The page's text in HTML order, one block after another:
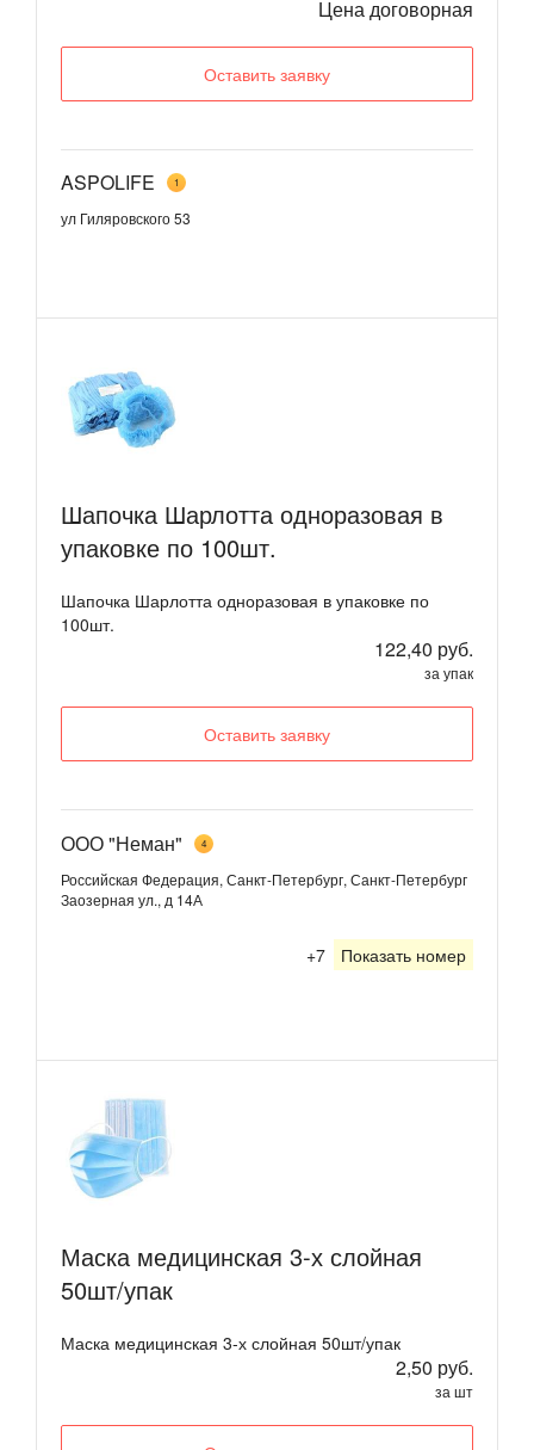
Цена договорная
Оставить заявку
ASPOLIFE 1
ул Гиляровского 53
Шапочка Шарлотта одноразовая в
упаковке по 100шт.
Шапочка Шарлотта одноразовая в упаковке по
100шт.
122,40 руб.
за упак
Оставить заявку
ООО "Неман" 4
Российская Федерация, Санкт-Петербург, Санкт-Петербург
Заозерная ул., д 14А
+7 Показать номер
Маска медицинская 3-х слойная
50шт/упак
Маска медицинская 3-х слойная 50шт/упак
2,50 руб.
за шт